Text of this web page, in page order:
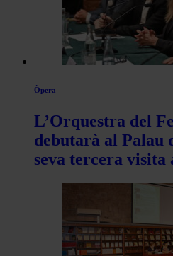
Òpera
L’Orquestra del
debutarà al Palau
seva tercera visita